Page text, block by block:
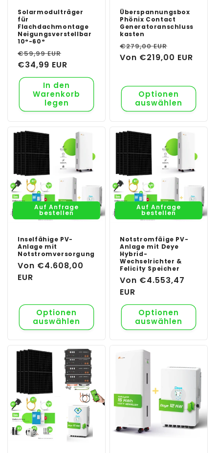
Solarmodulträger
für
Flachdachmontage
Neigungsverstellbar
10°-60°
Normaler
Preis
€59,99 EUR
Verkaufspreis
€34,99 EUR
In den
Warenkorb
legen
Überspannungsbox
Phönix Contact
Generatoranschluss
kasten
Normaler
Preis
€279,00 EUR
Von €219,00 EUR
Optionen
auswählen
Auf Anfrage
bestellen
Inselfähige PV-
Anlage mit
Notstromversorgung
Normaler
Preis
Von €4.608,00
EUR
Optionen
auswählen
Auf Anfrage
bestellen
Notstromfäige PV-
Anlage mit Deye
Hybrid-
Wechselrichter &
Felicity Speicher
Normaler
Preis
Von €4.553,47
EUR
Optionen
auswählen